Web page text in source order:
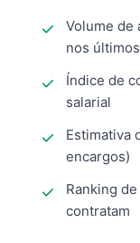
Volume de
nos
Índice de
salarial
Estimativa
encargos)
Ranking
contratam